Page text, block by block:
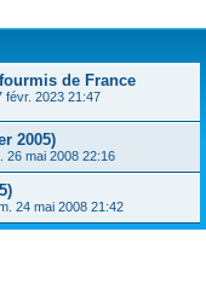
de France
févr. 2023 21:47
2005)
26 mai 2008 22:16
24 mai 2008 21:42